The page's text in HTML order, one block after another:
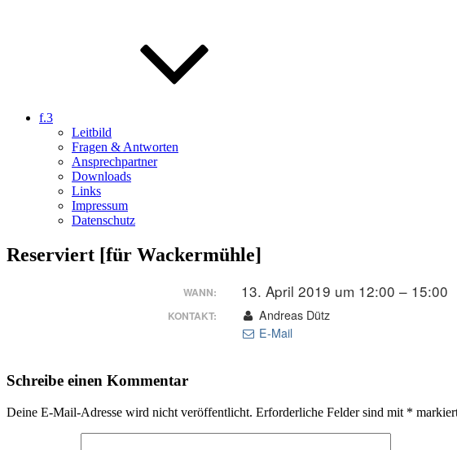
f.3
Leitbild
Fragen & Antworten
Ansprechpartner
Downloads
Links
Impressum
Datenschutz
Reserviert [für Wackermühle]
WANN: 13. April 2019 um 12:00 – 15:00
KONTAKT:
Andreas Dütz
E-Mail
Schreibe einen Kommentar
Deine E-Mail-Adresse wird nicht veröffentlicht. Erforderliche Felder sind mit *